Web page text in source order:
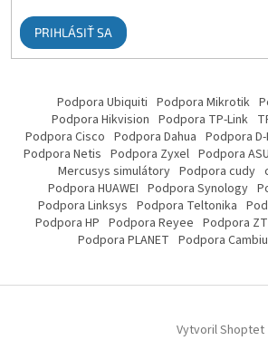
PRIHLÁSIŤ SA
Podpora Ubiquiti Podpora Mikrotik
Podpora Hikvision Podpora TP-Link
Podpora Cisco Podpora Dahua Podpora
Podpora Netis Podpora Zyxel Podpora
Mercusys simulátory Podpora cudy
Podpora HUAWEI Podpora Synology
Podpora Linksys Podpora Teltonika
Podpora HP Podpora Reyee Podpora
Podpora PLANET Podpora
Vytvoril Shoptet